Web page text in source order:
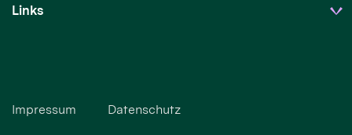
Links
Impressum Datenschutz